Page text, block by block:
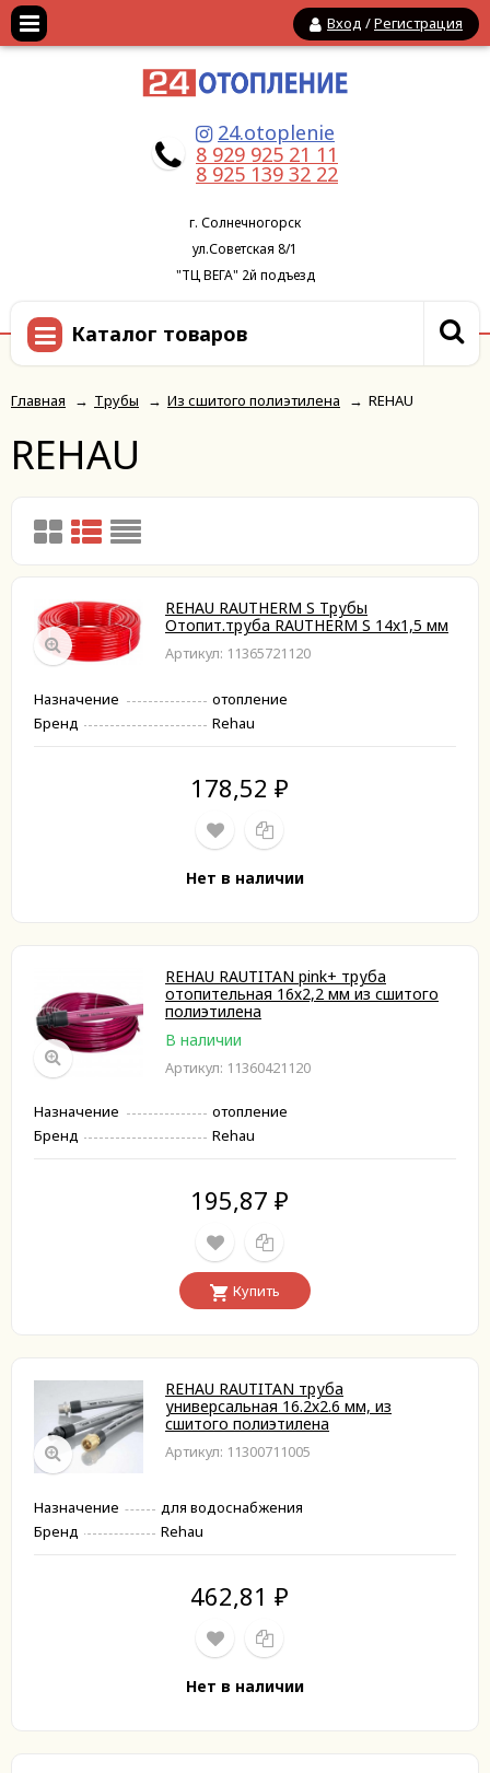
Вход /Регистрация
24.otoplenie
8 929 925 21 11
8 925 139 32 22
г. Солнечногорск
ул.Советская 8/1
"ТЦ ВЕГА" 2й подъезд
Каталог товаров
Главная → Трубы → Из сшитого полиэтилена → REHAU
REHAU
REHAU RAUTHERM S Трубы
Отопит.труба RAUTHERM S 14х1,5 мм
Артикул: 11365721120
Назначение
отопление
Бренд
Rehau
178,52 ₽
Нет в наличии
REHAU RAUTITAN pink+ труба
отопительная 16х2,2 мм из сшитого
полиэтилена
В наличии
Артикул: 11360421120
Назначение
отопление
Бренд
Rehau
195,87 ₽
Купить
REHAU RAUTITAN труба
универсальная 16.2х2.6 мм, из
сшитого полиэтилена
Артикул: 11300711005
Назначение
для водоснабжения
Бренд
Rehau
462,81 ₽
Нет в наличии